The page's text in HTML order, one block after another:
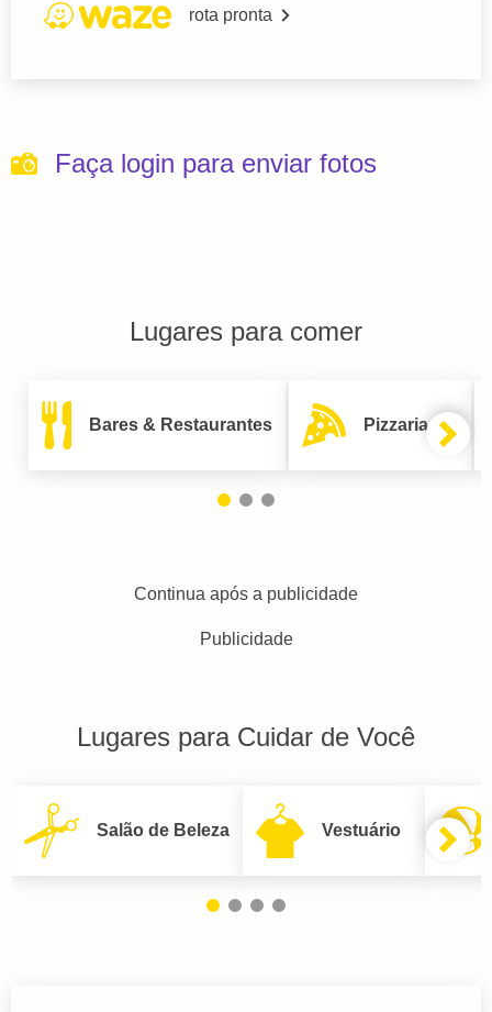
rota pronta
Faça login para enviar fotos
Lugares para comer
Bares & Restaurantes Pizzarias
Continua após a publicidade
Publicidade
Lugares para Cuidar de Você
Salão de Beleza Vestuário